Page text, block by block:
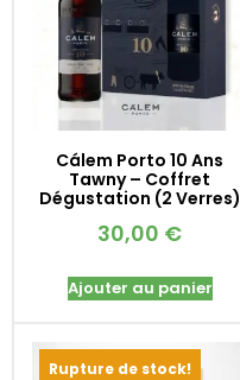
Cálem Porto 10 Ans
Tawny – Coffret
Dégustation (2 Verres)
30,00 €
Ajouter au panier
Rupture de stock!